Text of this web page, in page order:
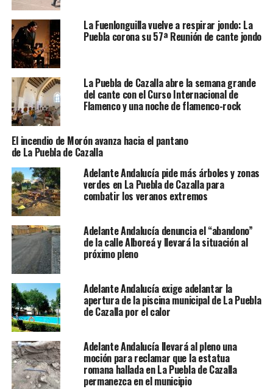
La Fuenlonguilla vuelve a respirar jondo: La
Puebla corona su 57ª Reunión de cante jondo
La Puebla de Cazalla abre la semana grande
del cante con el Curso Internacional de
Flamenco y una noche de flamenco-rock
El incendio de Morón avanza hacia el pantano
de La Puebla de Cazalla
Adelante Andalucía pide más árboles y zonas
verdes en La Puebla de Cazalla para
combatir los veranos extremos
Adelante Andalucía denuncia el “abandono”
de la calle Alboreá y llevará la situación al
próximo pleno
Adelante Andalucía exige adelantar la
apertura de la piscina municipal de La Puebla
de Cazalla por el calor
Adelante Andalucía llevará al pleno una
moción para reclamar que la estatua
romana hallada en La Puebla de Cazalla
permanezca en el municipio